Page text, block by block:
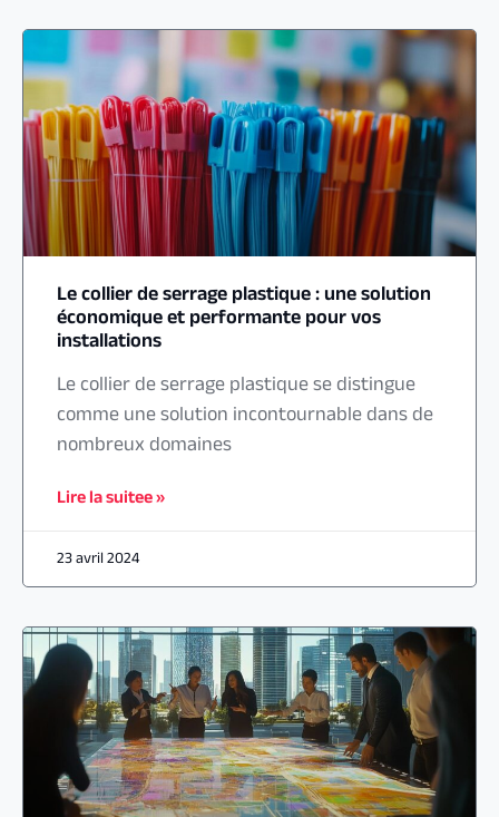
Le collier de serrage plastique : une solution
économique et performante pour vos
installations
Le collier de serrage plastique se distingue
comme une solution incontournable dans de
nombreux domaines
Lire la suitee »
23 avril 2024